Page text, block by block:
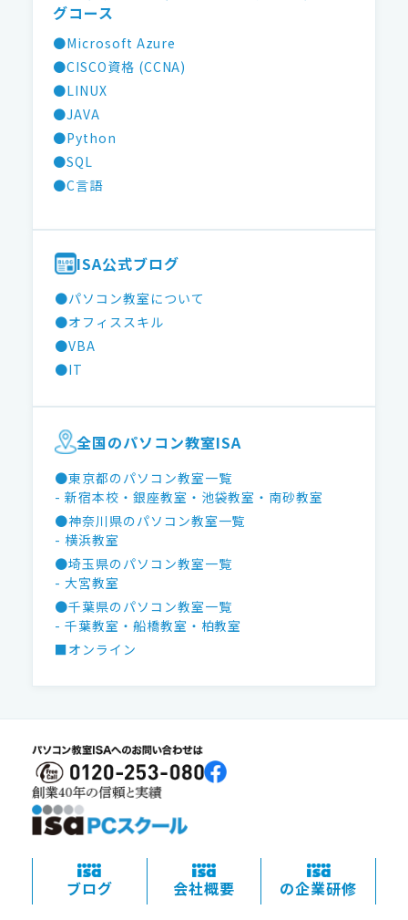
グコース
●Microsoft Azure
●CISCO資格 (CCNA)
●LINUX
●JAVA
●Python
●SQL
●C言語
ISA公式ブログ
●パソコン教室について
●オフィススキル
●VBA
●IT
全国のパソコン教室ISA
●東京都のパソコン教室一覧
- 新宿本校 ・銀座教室 ・池袋教室 ・南砂教室
●神奈川県のパソコン教室一覧
- 横浜教室
●埼玉県のパソコン教室一覧
- 大宮教室
●千葉県のパソコン教室一覧
- 千葉教室 ・船橋教室 ・柏教室
■オンライン
ブログ 会社概要 の企業研修